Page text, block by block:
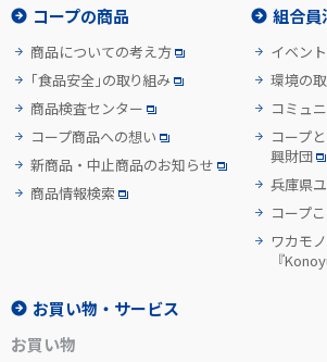
コープの商品
商品についての考え方
「食品安全」の取り組み
商品検査センター
コープ商品への想い
新商品・中止商品のお知らせ
商品情報検索
組合員
イベン
環境の
コミュ
コープ
興財団
兵庫県
コープ
ワカモ
『
お買い物・サービス
お買い物